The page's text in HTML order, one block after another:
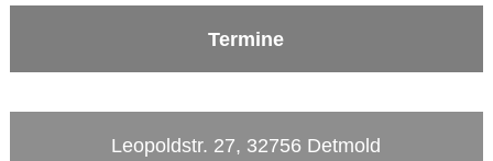
Termine
Leopoldstr. 27, 32756 Detmold